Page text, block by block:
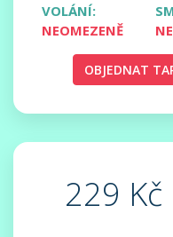
VOLÁNÍ:
NEOMEZENĚ
OBJEDNAT
229 Kč